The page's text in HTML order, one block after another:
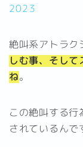
2023
絶叫系アトラク
しむ事、そし
ね。
この絶叫する
されているんで